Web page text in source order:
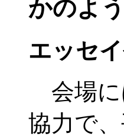
かのよ
エッセ
会場に
協力で